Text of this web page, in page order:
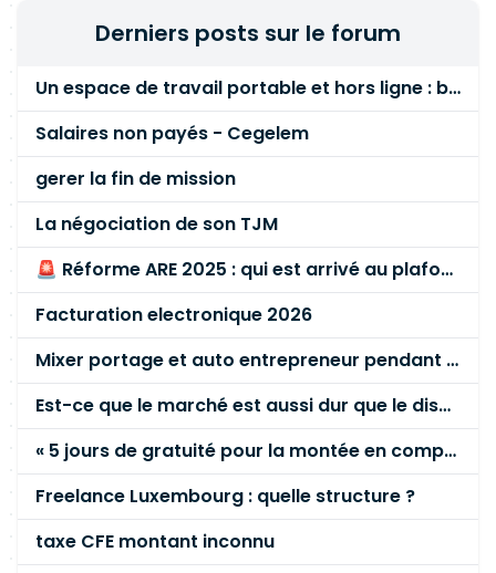
Derniers posts sur le forum
Un espace de travail portable et hors ligne : besoin réel ou fausse bonne idée ?
Salaires non payés - Cegelem
gerer la fin de mission
La négociation de son TJM
🚨 Réforme ARE 2025 : qui est arrivé au plafond des 60 % en gardant son entreprise ?
Facturation electronique 2026
Mixer portage et auto entrepreneur pendant des années - quel risque ?
Est-ce que le marché est aussi dur que le disent les commerciaux ?
« 5 jours de gratuité pour la montée en compétence »
Freelance Luxembourg : quelle structure ?
taxe CFE montant inconnu